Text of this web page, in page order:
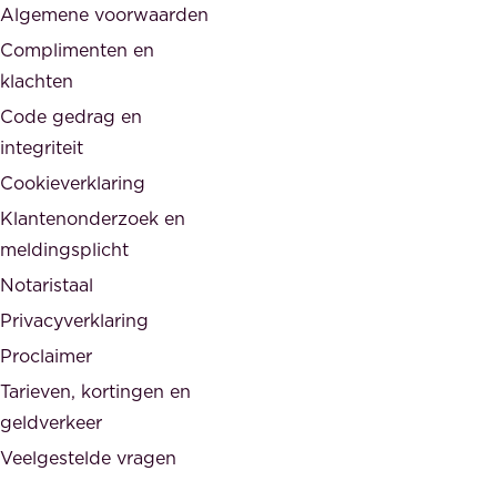
d
e
n
i
n
t
g
.
,
d
e
o
v
e
r
h
e
i
e
n
d
Algemene voorwaarden
Complimenten en
klachten
Code gedrag en
integriteit
Cookieverklaring
Klantenonderzoek en
meldingsplicht
Notaristaal
Privacyverklaring
Proclaimer
Tarieven, kortingen en
geldverkeer
Veelgestelde vragen